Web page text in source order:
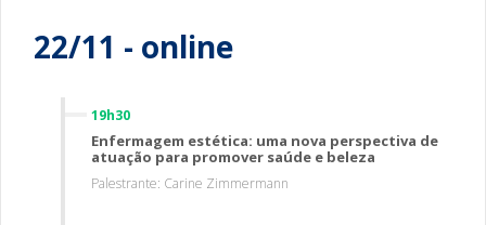
22/11 - online
19h30
Enfermagem estética: uma nova perspectiva de
atuação para promover saúde e beleza
Palestrante: Carine Zimmermann